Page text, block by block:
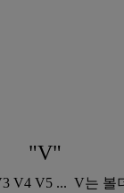
"V"
V4 V5 ... V는 볼